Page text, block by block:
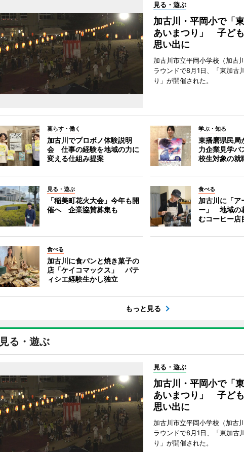
見る・遊ぶ
加古川・平岡小で「
あいまつり」 子ど
思い出に
加古川市立平岡小学校（加古
ラウンドで8月1日、「東加古
り」が開催された。
暮らす・働く
加古川でプロボノ体験説明
会 仕事の経験を地域の力に
変える仕組み提案
学ぶ・知る
東播磨県民局
力企業見学
校生対象の就
見る・遊ぶ
「稲美町花火大会」今年も開
催へ 企業協賛募集も
食べる
加古川に「ア
ー」 地域の
むコーヒー店
食べる
加古川に食パンと焼き菓子の
店「ケイコマックス」 パテ
ィシエ経験生かし独立
もっと見る
見る・遊ぶ
見る・遊ぶ
加古川・平岡小で「
あいまつり」 子ど
思い出に
加古川市立平岡小学校（加古
ラウンドで8月1日、「東加古
り」が開催された。